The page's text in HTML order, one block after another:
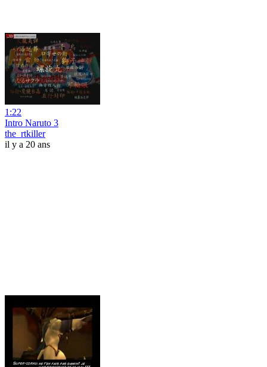
1:22
Intro Naruto 3
the_rtkiller
il y a 20 ans